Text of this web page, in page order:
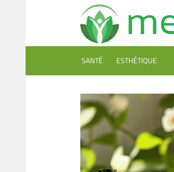
SANTÉ ESTHÉTIQUE